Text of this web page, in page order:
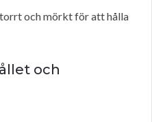
och mörkt för att hålla
och